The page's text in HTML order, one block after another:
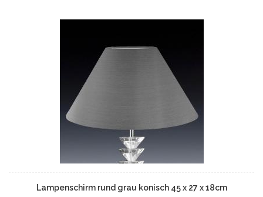
Lampenschirm rund grau konisch 45 x 27 x 18cm